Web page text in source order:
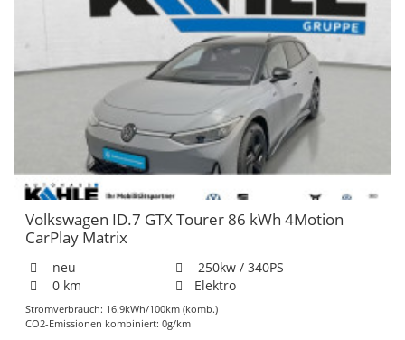
Volkswagen ID.7 GTX Tourer 86 kWh 4Motion
CarPlay Matrix
neu
250kw / 340PS
0 km
Elektro
Stromverbrauch: 16.9kWh/100km (komb.)
CO2-Emissionen kombiniert: 0g/km